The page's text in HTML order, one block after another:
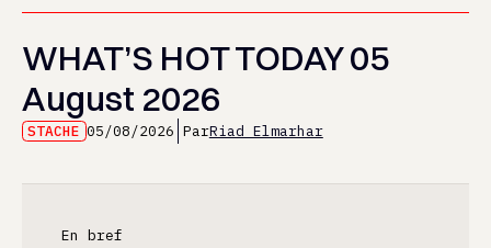
WHAT’S HOT TODAY 05
August 2026
STACHE 05/08/2026 ParRiad Elmarhar
En bref